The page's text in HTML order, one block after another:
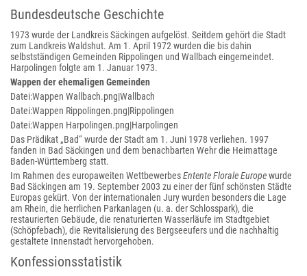
Bundesdeutsche Geschichte
1973 wurde der Landkreis Säckingen aufgelöst. Seitdem gehört die Stadt
zum Landkreis Waldshut. Am 1. April 1972 wurden die bis dahin
selbstständigen Gemeinden Rippolingen und Wallbach eingemeindet.
Harpolingen folgte am 1. Januar 1973.
Wappen der ehemaligen Gemeinden
Datei:Wappen Wallbach.png|Wallbach
Datei:Wappen Rippolingen.png|Rippolingen
Datei:Wappen Harpolingen.png|Harpolingen
Das Prädikat „Bad“ wurde der Stadt am 1. Juni 1978 verliehen. 1997
fanden in Bad Säckingen und dem benachbarten Wehr die Heimattage
Baden-Württemberg statt.
Im Rahmen des europaweiten WettbewerbesEntente Florale Europewurde
Bad Säckingen am 19. September 2003 zu einer der fünf schönsten Städte
Europas gekürt. Von der internationalen Jury wurden besonders die Lage
am Rhein, die herrlichen Parkanlagen (u. a. der Schlosspark), die
restaurierten Gebäude, die renaturierten Wasserläufe im Stadtgebiet
(Schöpfebach), die Revitalisierung des Bergseeufers und die nachhaltig
gestaltete Innenstadt hervorgehoben.
Konfessionsstatistik